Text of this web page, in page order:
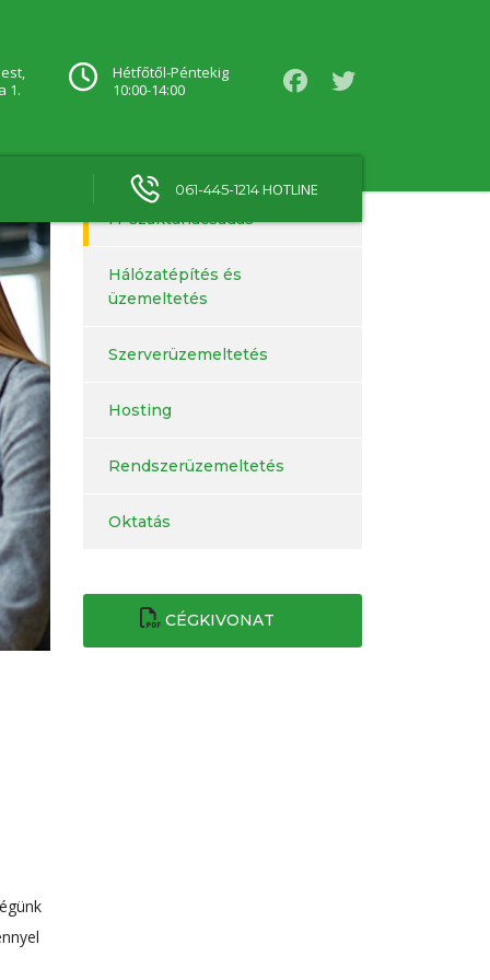
1.
Hétfőtől-Péntekig
10:00-14:00
061-445-1214HOTLINE
IT szaktanácsadás
Hálózatépítés és
üzemeltetés
Szerverüzemeltetés
Hosting
Rendszerüzemeltetés
Oktatás
CÉGKIVONAT